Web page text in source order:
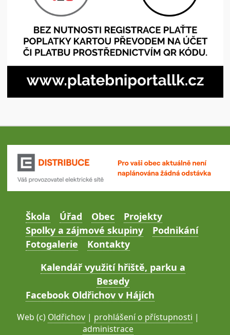
Škola Úřad Obec
Projekty
Spolky a zájmové skupiny
Podnikání
Fotogalerie
Kontakty
Kalendář využití hřiště, parku a
Besedy
Facebook Oldřichov v Hájích
Web (c) Oldřichov | prohlášení o přístupnosti |
administrace